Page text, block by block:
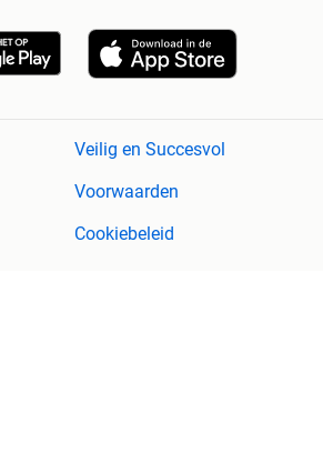
Veilig en Succesvol
Voorwaarden
Cookiebeleid